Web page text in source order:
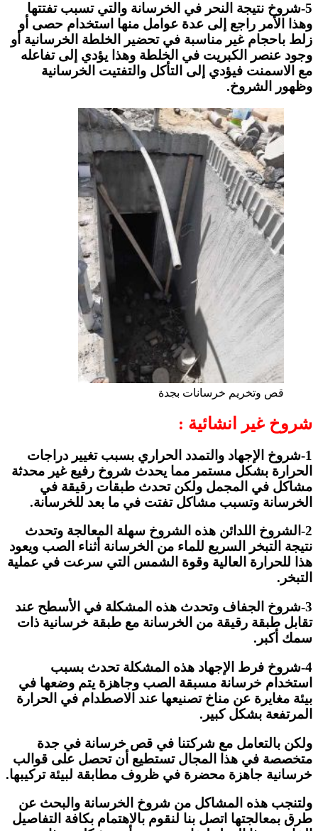
5-شروخ نتيجة النحر في الخرسانة والتي تسبب تفتتها
وهذا الأمر راجع إلى عدة عوامل منها استخدام حصى أو
زلط باحجام غير مناسبة في تحضير الخلطة الخرسانية أو
وجود عنصر الكبريت في الخلطة وهذا يؤدي إلى تفاعله
مع الاسمنت فيؤدي إلى التأكل والتفتيت الخرسانية
وظهور الشروخ.
قص وتخريم خرسانات بجدة
شروخ غير انشائية :
1-شروخ الإجهاد والتمدد الحراري بسبب تغيير دراجات
الحرارة بشكل مستمر مما يحدث شروخ رفيع غير محدثة
مشاكل في المجمل ولكن تحدث طبقات رقيقة في
الخرسانة وتسبب مشاكل تفتت في ما بعد للخرسانة.
2-الشروخ اللدائن هذه الشروخ سهلة المعالجة وتحدث
نتيجة التبخر السريع للماء من الخرسانة أثناء الصب ويعود
هذا للحرارة العالية وقوة الشمس التي سرعت في عملية
التبخر.
3-شروخ الجفاف وتحدث هذه المشكلة في الأسطح عند
تقابل طبقة رقيقة من الخرسانة مع طبقة خرسانية ذات
سمك أكبر.
4-شروخ فرط الإجهاد هذه المشكلة تحدث بسبب
استخدام خرسانة مسبقة الصب وجاهزة يتم وضعها في
بيئة مغايرة عن مناخ تصنيعها عند الاصطدام في الحرارة
المرتفعة بشكل كبير.
ولكن بالتعامل مع شركتنا في قص خرسانة في جدة
متخصصة في هذا المجال تستطيع أن تحصل على قوالب
خرسانية جاهزة محضرة في ظروف مطابقة لبيئة تركيبها.
ولتنجب هذه المشاكل من شروخ الخرسانة والبحث عن
طرق بمعالجتها اتصل بنا لنقوم بالاهتمام بكافة التفاصيل